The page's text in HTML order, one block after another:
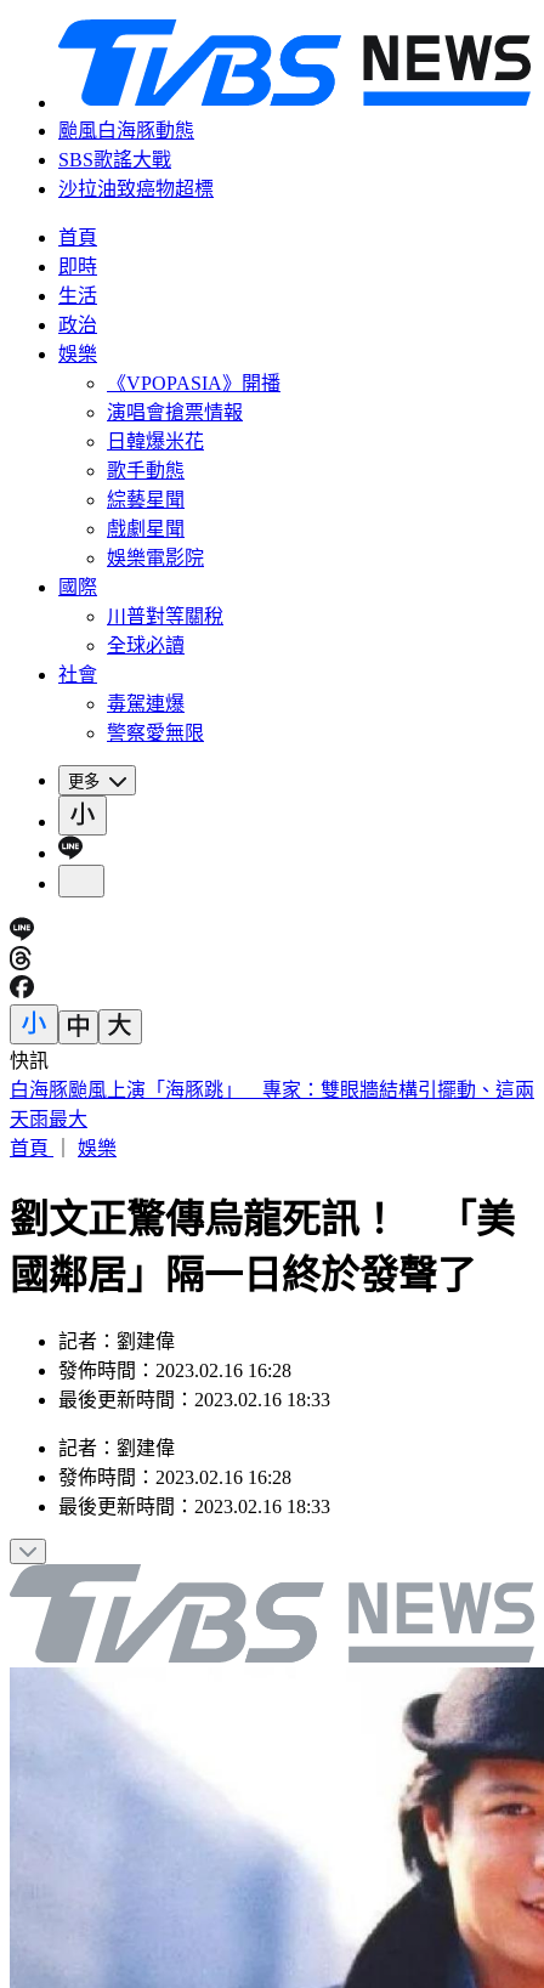
颱風白海豚動態
SBS歌謠大戰
沙拉油致癌物超標
首頁
即時
生活
政治
娛樂
《VPOPASIA》開播
演唱會搶票情報
日韓爆米花
歌手動態
綜藝星聞
戲劇星聞
娛樂電影院
國際
川普對等關稅
全球必讀
社會
毒駕連爆
警察愛無限
更多
快訊
《半澤直樹》男星及川光博驚喜宣布再婚！妻子懷孕升格當爸
首頁｜ 娛樂
劉文正驚傳烏龍死訊！ 「美
國鄰居」隔一日終於發聲了
發佈時間：2023.02.16 16:28
最後更新時間：2023.02.16 18:33
發佈時間：2023.02.16 16:28
最後更新時間：2023.02.16 18:33